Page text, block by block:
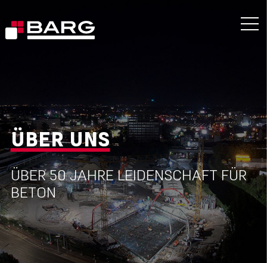
ÜBER UNS
ÜBER 50 JAHRE LEIDENSCHAFT FÜR
BETON